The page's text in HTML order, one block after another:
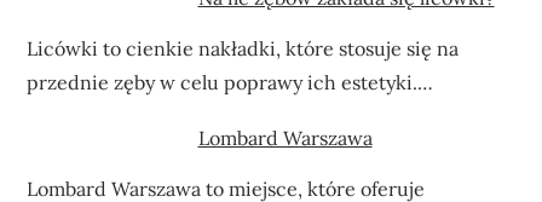
Licówki to cienkie nakładki, które stosuje się na
przednie zęby w celu poprawy ich estetyki.…
Lombard Warszawa
Lombard Warszawa to miejsce, które oferuje